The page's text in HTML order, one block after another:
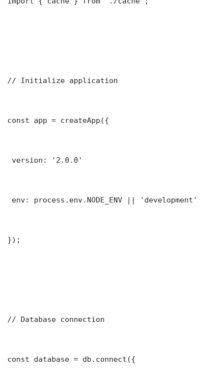
// Initialize application
const app = createApp({
version: '2.0.0'
env: process.env.NODE_ENV || 'development'
});
// Database connection
const database = db.connect({